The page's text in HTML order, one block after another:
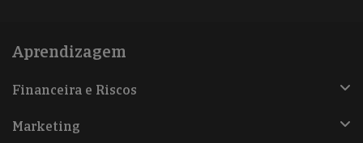
Aprendizagem
Financeira e Riscos
Marketing